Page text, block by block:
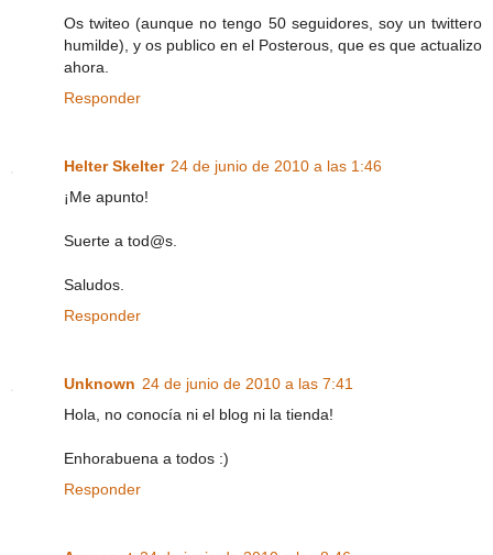
Os twiteo (aunque no tengo 50 seguidores, soy un twittero
humilde), y os publico en el Posterous, que es que actualizo
ahora.
Responder
Helter Skelter 24 de junio de 2010 a las 1:46
¡Me apunto!
Suerte a tod@s.
Saludos.
Responder
Unknown 24 de junio de 2010 a las 7:41
Hola, no conocía ni el blog ni la tienda!
Enhorabuena a todos :)
Responder